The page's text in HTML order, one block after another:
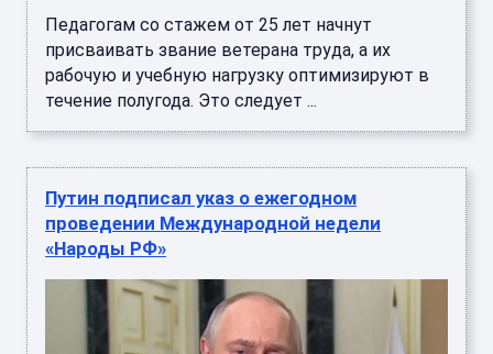
Педагогам со стажем от 25 лет начнут
присваивать звание ветерана труда, а их
рабочую и учебную нагрузку оптимизируют в
течение полугода. Это следует ...
Путин подписал указ о ежегодном
проведении Международной недели
«Народы РФ»